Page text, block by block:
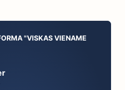
"VISKAS VIENAME